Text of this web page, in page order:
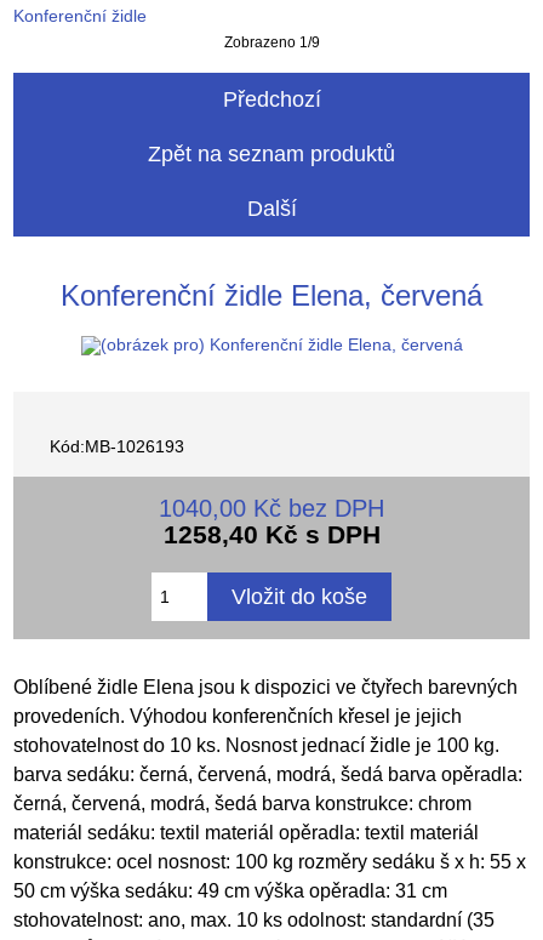
Konferenční židle
Zobrazeno 1/9
Předchozí
Zpět na seznam produktů
Další
Konferenční židle Elena, červená
Kód:MB-1026193
1040,00 Kč bez DPH
1258,40 Kč s DPH
Oblíbené židle Elena jsou k dispozici ve čtyřech barevných
provedeních. Výhodou konferenčních křesel je jejich
stohovatelnost do 10 ks. Nosnost jednací židle je 100 kg.
barva sedáku: černá, červená, modrá, šedá barva opěradla:
černá, červená, modrá, šedá barva konstrukce: chrom
materiál sedáku: textil materiál opěradla: textil materiál
konstrukce: ocel nosnost: 100 kg rozměry sedáku š x h: 55 x
50 cm výška sedáku: 49 cm výška opěradla: 31 cm
stohovatelnost: ano, max. 10 ks odolnost: standardní (35